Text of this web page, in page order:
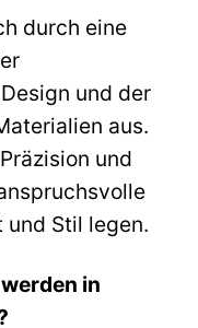
durch eine
und der
aus.
und
und Stil legen.
in